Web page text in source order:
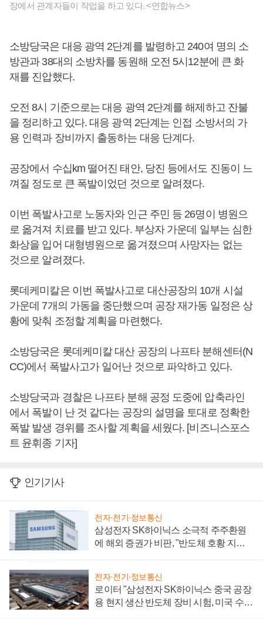
장에서 관계자들이 작업을 하고 있다. <연합뉴스>
소방당국은 대응 광역 2단계를 발령하고 240여 명의 소
방관과 38대의 소방차를 동원해 오전 5시12분에 큰 화
재를 진압했다.
오전 8시 기준으로는 대응 광역 2단계를 해제하고 잔불
을 정리하고 있다. 대응 광역 2단계는 인접 소방서의 가
용 인력과 장비까지 출동하는 대응 단계다.
공장에서 수십km 떨어진 태안, 당진 등에서도 진동이 느
껴질 정도로 큰 폭발이었던 것으로 알려졌다.
이번 폭발사고로 노동자와 인근 주민 등 26명이 병원으
로 옮겨져 치료를 받고 있다. 부상자 가운데 일부는 심한
화상을 입어 대형병원으로 옮겨졌으며 사망자는 없는
것으로 알려졌다.
롯데케미칼은 이번 폭발사고로 대산공장의 10개 시설
가운데 7개의 가동을 중단했으며 공장 재가동 일정은 상
황에 맞춰 조정할 계획을 마련했다.
소방당국은 롯데케미칼 대산 공장의 나프타 분해센터(N
CC)에서 폭발사고가 일어난 것으로 파악하고 있다.
소방당국과 경찰은 나프타 분해 공정 도중에 압축라인
에서 폭발이 난 것 같다는 공장의 설명을 토대로 정확한
폭발 발생 경위를 조사할 계획을 세웠다. [비즈니스포스
트 윤휘종 기자]
인기기사
전자·전기·정보통신
삼성전자 SK하이닉스 소극적 주주환원
에 해외 증권가 비판, "반도체 호황 지속
전자·전기·정보통신
로이터 "삼성전자 SK하이닉스 중국 공장
용 현지 생산 반도체 장비 시험, 미국 수출